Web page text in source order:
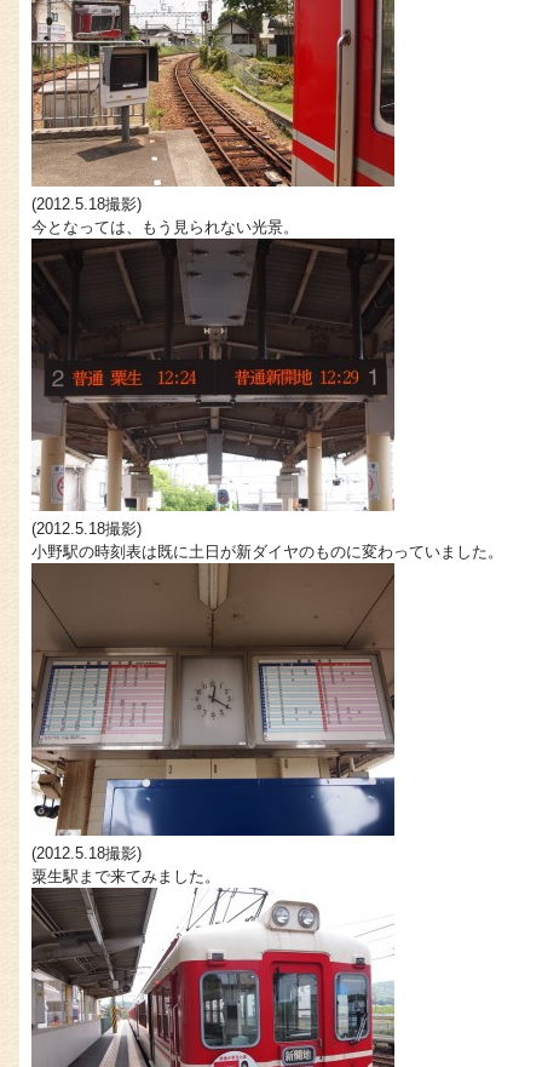
(2012.5.18撮影)
今となっては、もう見られない光景。
(2012.5.18撮影)
小野駅の時刻表は既に土日が新ダイヤのものに変わっていました。
(2012.5.18撮影)
粟生駅まで来てみました。